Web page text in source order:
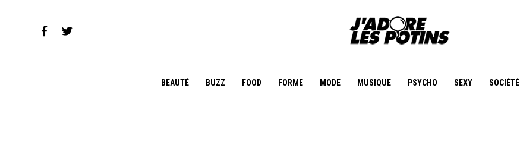
BEAUTÉ BUZZ FOOD FORME MODE MUSIQUE PSYCHO SEXY SOCIÉTÉ